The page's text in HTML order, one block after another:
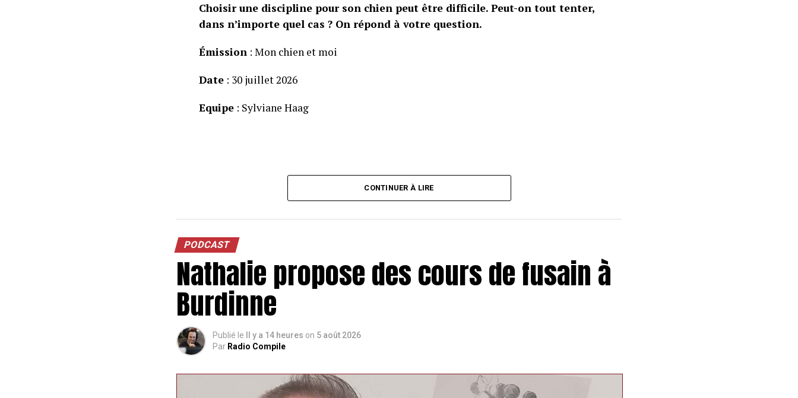
Choisir une discipline pour son chien peut être difficile. Peut-on tout tenter,
dans n’importe quel cas ? On répond à votre question.
Émission: Mon chien et moi
Date: 30 juillet 2026
Equipe: Sylviane Haag
CONTINUER À LIRE
PODCAST
Nathalie propose des cours de fusain à
Burdinne
Publié le Il y a 14 heures on 5 août 2026
Par Radio Compile